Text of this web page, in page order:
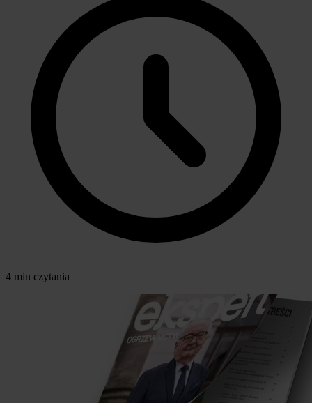
4 min czytania